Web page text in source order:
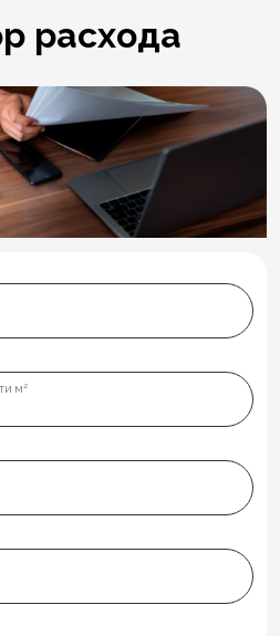
расхода
м²